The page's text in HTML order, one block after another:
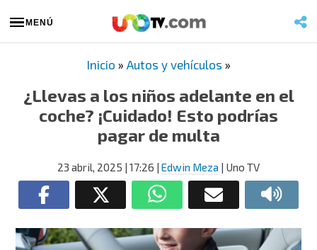
MENÚ
Inicio » Autos y vehículos »
¿Llevas a los niños adelante en el
coche? ¡Cuidado! Esto podrías
pagar de multa
23 abril, 2025 | 17:26 | Edwin Meza | Uno TV